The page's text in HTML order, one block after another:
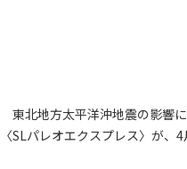
東北地方太平洋沖地震の影響
〈SLパレオエクスプレス〉が、